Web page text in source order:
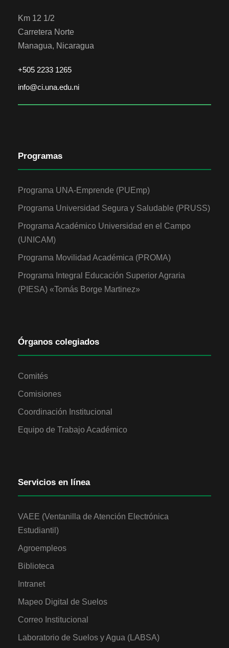
Km 12 1/2
Carretera Norte
Managua, Nicaragua
+505 2233 1265
info@ci.una.edu.ni
Programas
Programa UNA-Emprende (PUEmp)
Programa Universidad Segura y Saludable (PRUSS)
Programa Académico Universidad en el Campo
(UNICAM)
Programa Movilidad Académica (PROMA)
Programa Integral Educación Superior Agraria
(PIESA) «Tomás Borge Martinez»
Órganos colegiados
Comités
Comisiones
Coordinación Institucional
Equipo de Trabajo Académico
Servicios en línea
VAEE (Ventanilla de Atención Electrónica
Estudiantil)
Agroempleos
Biblioteca
Intranet
Mapeo Digital de Suelos
Correo Institucional
Laboratorio de Suelos y Agua (LABSA)